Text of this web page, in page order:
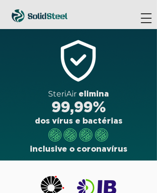
SteriAir elimina
99,99%
dos vírus e bactérias
inclusive o coronavírus